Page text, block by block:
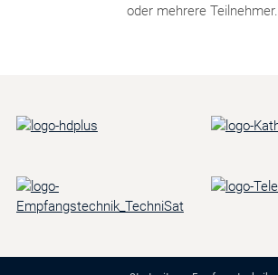
oder mehrere Teilnehmer.